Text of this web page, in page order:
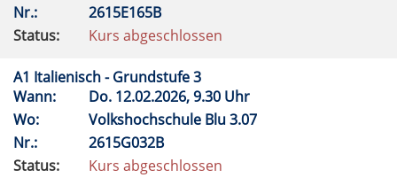
Nr.:
2615E165B
Status:
Kurs abgeschlossen
A1 Italienisch - Grundstufe 3
Wann:
Do. 12.02.2026, 9.30 Uhr
Wo:
Volkshochschule Blu 3.07
Nr.:
2615G032B
Status:
Kurs abgeschlossen